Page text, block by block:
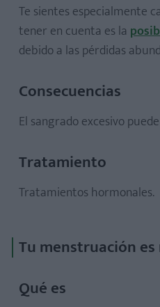
Te sientes especialmente
tener en cuenta es la
debido a las pérdidas
Consecuencias
El sangrado excesivo
Tratamiento
Tratamientos hormonales.
Tu menstruación
Qué es